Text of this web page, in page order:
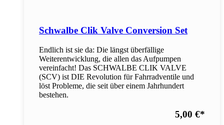
Schwalbe Clik Valve Conversion Set
Endlich ist sie da: Die längst überfällige
Weiterentwicklung, die allen das Aufpumpen
vereinfacht! Das SCHWALBE CLIK VALVE
(SCV) ist DIE Revolution für Fahrradventile und
löst Probleme, die seit über einem Jahrhundert
bestehen.
5,00 €*